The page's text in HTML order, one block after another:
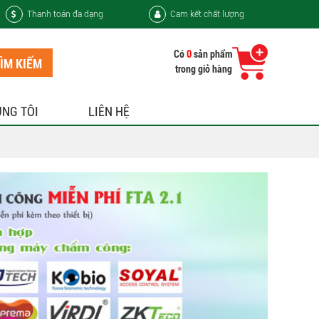
Thanh toán đa dạng Cam kết chất lượng
KIẾM
Có0sản phẩm
trong giỏ hàng
TÔI LIÊN HỆ